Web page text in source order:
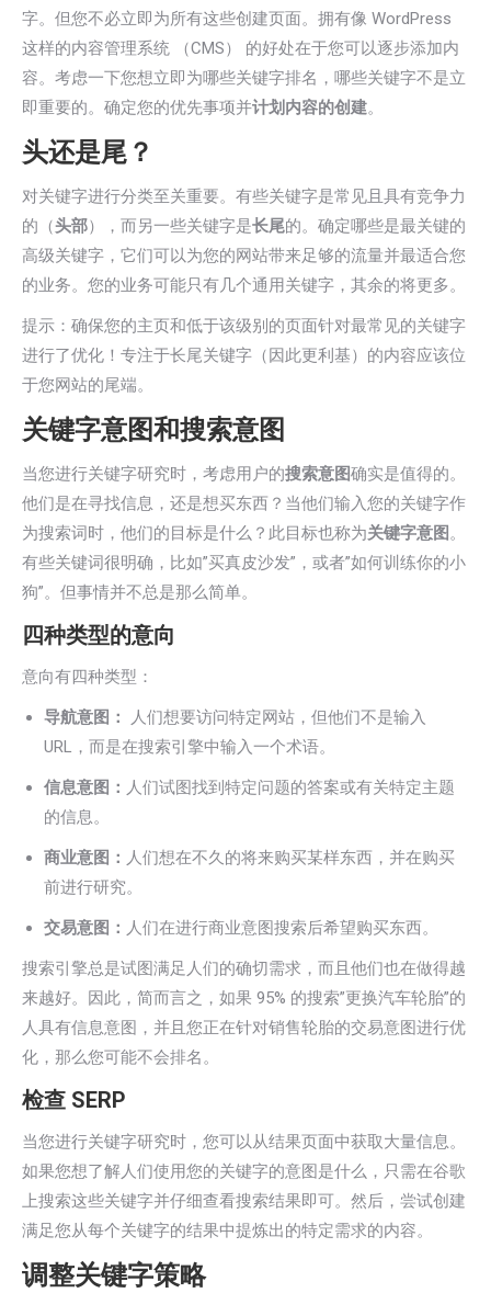
字。但您不必立即为所有这些创建页面。拥有像 WordPress
这样的内容管理系统 （CMS） 的好处在于您可以逐步添加内
容。考虑一下您想立即为哪些关键字排名，哪些关键字不是立
即重要的。确定您的优先事项并计划内容的创建。
头还是尾？
对关键字进行分类至关重要。有些关键字是常见且具有竞争力
的（头部），而另一些关键字是长尾的。确定哪些是最关键的
高级关键字，它们可以为您的网站带来足够的流量并最适合您
的业务。您的业务可能只有几个通用关键字，其余的将更多。
提示：确保您的主页和低于该级别的页面针对最常见的关键字
进行了优化！专注于长尾关键字（因此更利基）的内容应该位
于您网站的尾端。
关键字意图和搜索意图
当您进行关键字研究时，考虑用户的搜索意图确实是值得的。
他们是在寻找信息，还是想买东西？当他们输入您的关键字作
为搜索词时，他们的目标是什么？此目标也称为关键字意图。
有些关键词很明确，比如”买真皮沙发”，或者”如何训练你的小
狗”。但事情并不总是那么简单。
四种类型的意向
意向有四种类型：
导航意图：
人们想要访问特定网站，但他们不是输入
URL，而是在搜索引擎中输入一个术语。
信息意图： 人们试图找到特定问题的答案或有关特定主题
的信息。
商业意图： 人们想在不久的将来购买某样东西，并在购买
前进行研究。
交易意图： 人们在进行商业意图搜索后希望购买东西。
搜索引擎总是试图满足人们的确切需求，而且他们也在做得越
来越好。因此，简而言之，如果 95% 的搜索”更换汽车轮胎”的
人具有信息意图，并且您正在针对销售轮胎的交易意图进行优
化，那么您可能不会排名。
检查 SERP
当您进行关键字研究时，您可以从结果页面中获取大量信息。
如果您想了解人们使用您的关键字的意图是什么，只需在谷歌
上搜索这些关键字并仔细查看搜索结果即可。然后，尝试创建
满足您从每个关键字的结果中提炼出的特定需求的内容。
调整关键字策略